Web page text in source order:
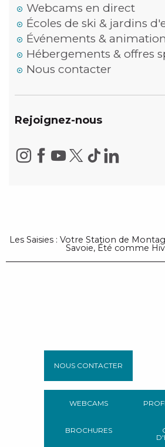
Webcams en direct
Écoles de ski & jardins
Événements &
Hébergements & offres
Nous contacter
Rejoignez-nous
Les Saisies : Votre Station de
Savoie, Été comme
NOUS CONTACTER
WEBCAMS
BROCHURES